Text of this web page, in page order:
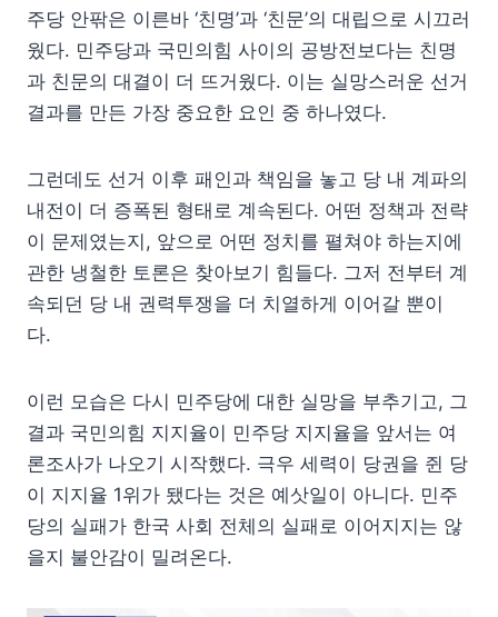
주당 안팎은 이른바 ‘친명’과 ‘친문’의 대립으로 시끄러
웠다. 민주당과 국민의힘 사이의 공방전보다는 친명
과 친문의 대결이 더 뜨거웠다. 이는 실망스러운 선거
결과를 만든 가장 중요한 요인 중 하나였다.
그런데도 선거 이후 패인과 책임을 놓고 당 내 계파의
내전이 더 증폭된 형태로 계속된다. 어떤 정책과 전략
이 문제였는지, 앞으로 어떤 정치를 펼쳐야 하는지에
관한 냉철한 토론은 찾아보기 힘들다. 그저 전부터 계
속되던 당 내 권력투쟁을 더 치열하게 이어갈 뿐이
다.
이런 모습은 다시 민주당에 대한 실망을 부추기고, 그
결과 국민의힘 지지율이 민주당 지지율을 앞서는 여
론조사가 나오기 시작했다. 극우 세력이 당권을 쥔 당
이 지지율 1위가 됐다는 것은 예삿일이 아니다. 민주
당의 실패가 한국 사회 전체의 실패로 이어지지는 않
을지 불안감이 밀려온다.